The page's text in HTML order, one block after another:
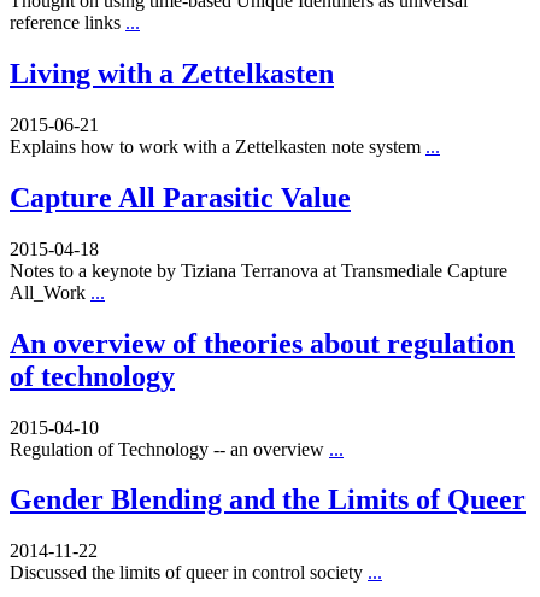
reference links ...
Living with a Zettelkasten
2015-06-21
Explains how to work with a Zettelkasten note system ...
Capture All Parasitic Value
2015-04-18
Notes to a keynote by Tiziana Terranova at Transmediale Capture
All_Work ...
An overview of theories about regulation
of technology
2015-04-10
Regulation of Technology -- an overview ...
Gender Blending and the Limits of Queer
2014-11-22
Discussed the limits of queer in control society ...